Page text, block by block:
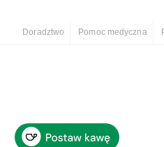
Doradztwo Pomoc medyczna